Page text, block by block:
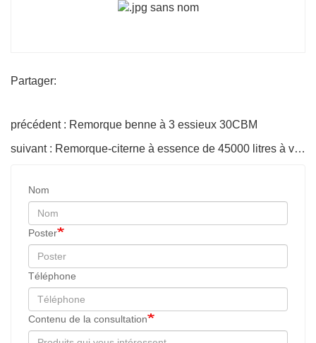
Partager:
précédent : Remorque benne à 3 essieux 30CBM
suivant : Remorque-citerne à essence de 45000 litres à vendre
Nom
Poster
Téléphone
Contenu de la consultation